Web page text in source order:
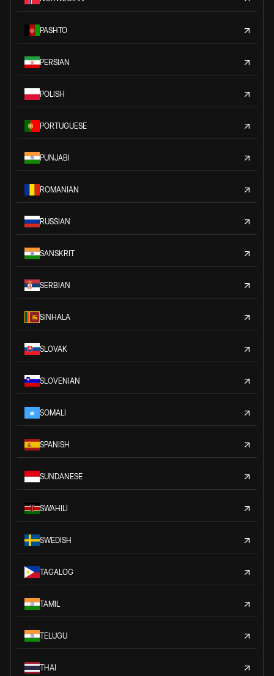
PASHTO
PERSIAN
POLISH
PORTUGUESE
PUNJABI
ROMANIAN
RUSSIAN
SANSKRIT
SERBIAN
SINHALA
SLOVAK
SLOVENIAN
SOMALI
SPANISH
SUNDANESE
SWAHILI
SWEDISH
TAGALOG
TAMIL
TELUGU
THAI